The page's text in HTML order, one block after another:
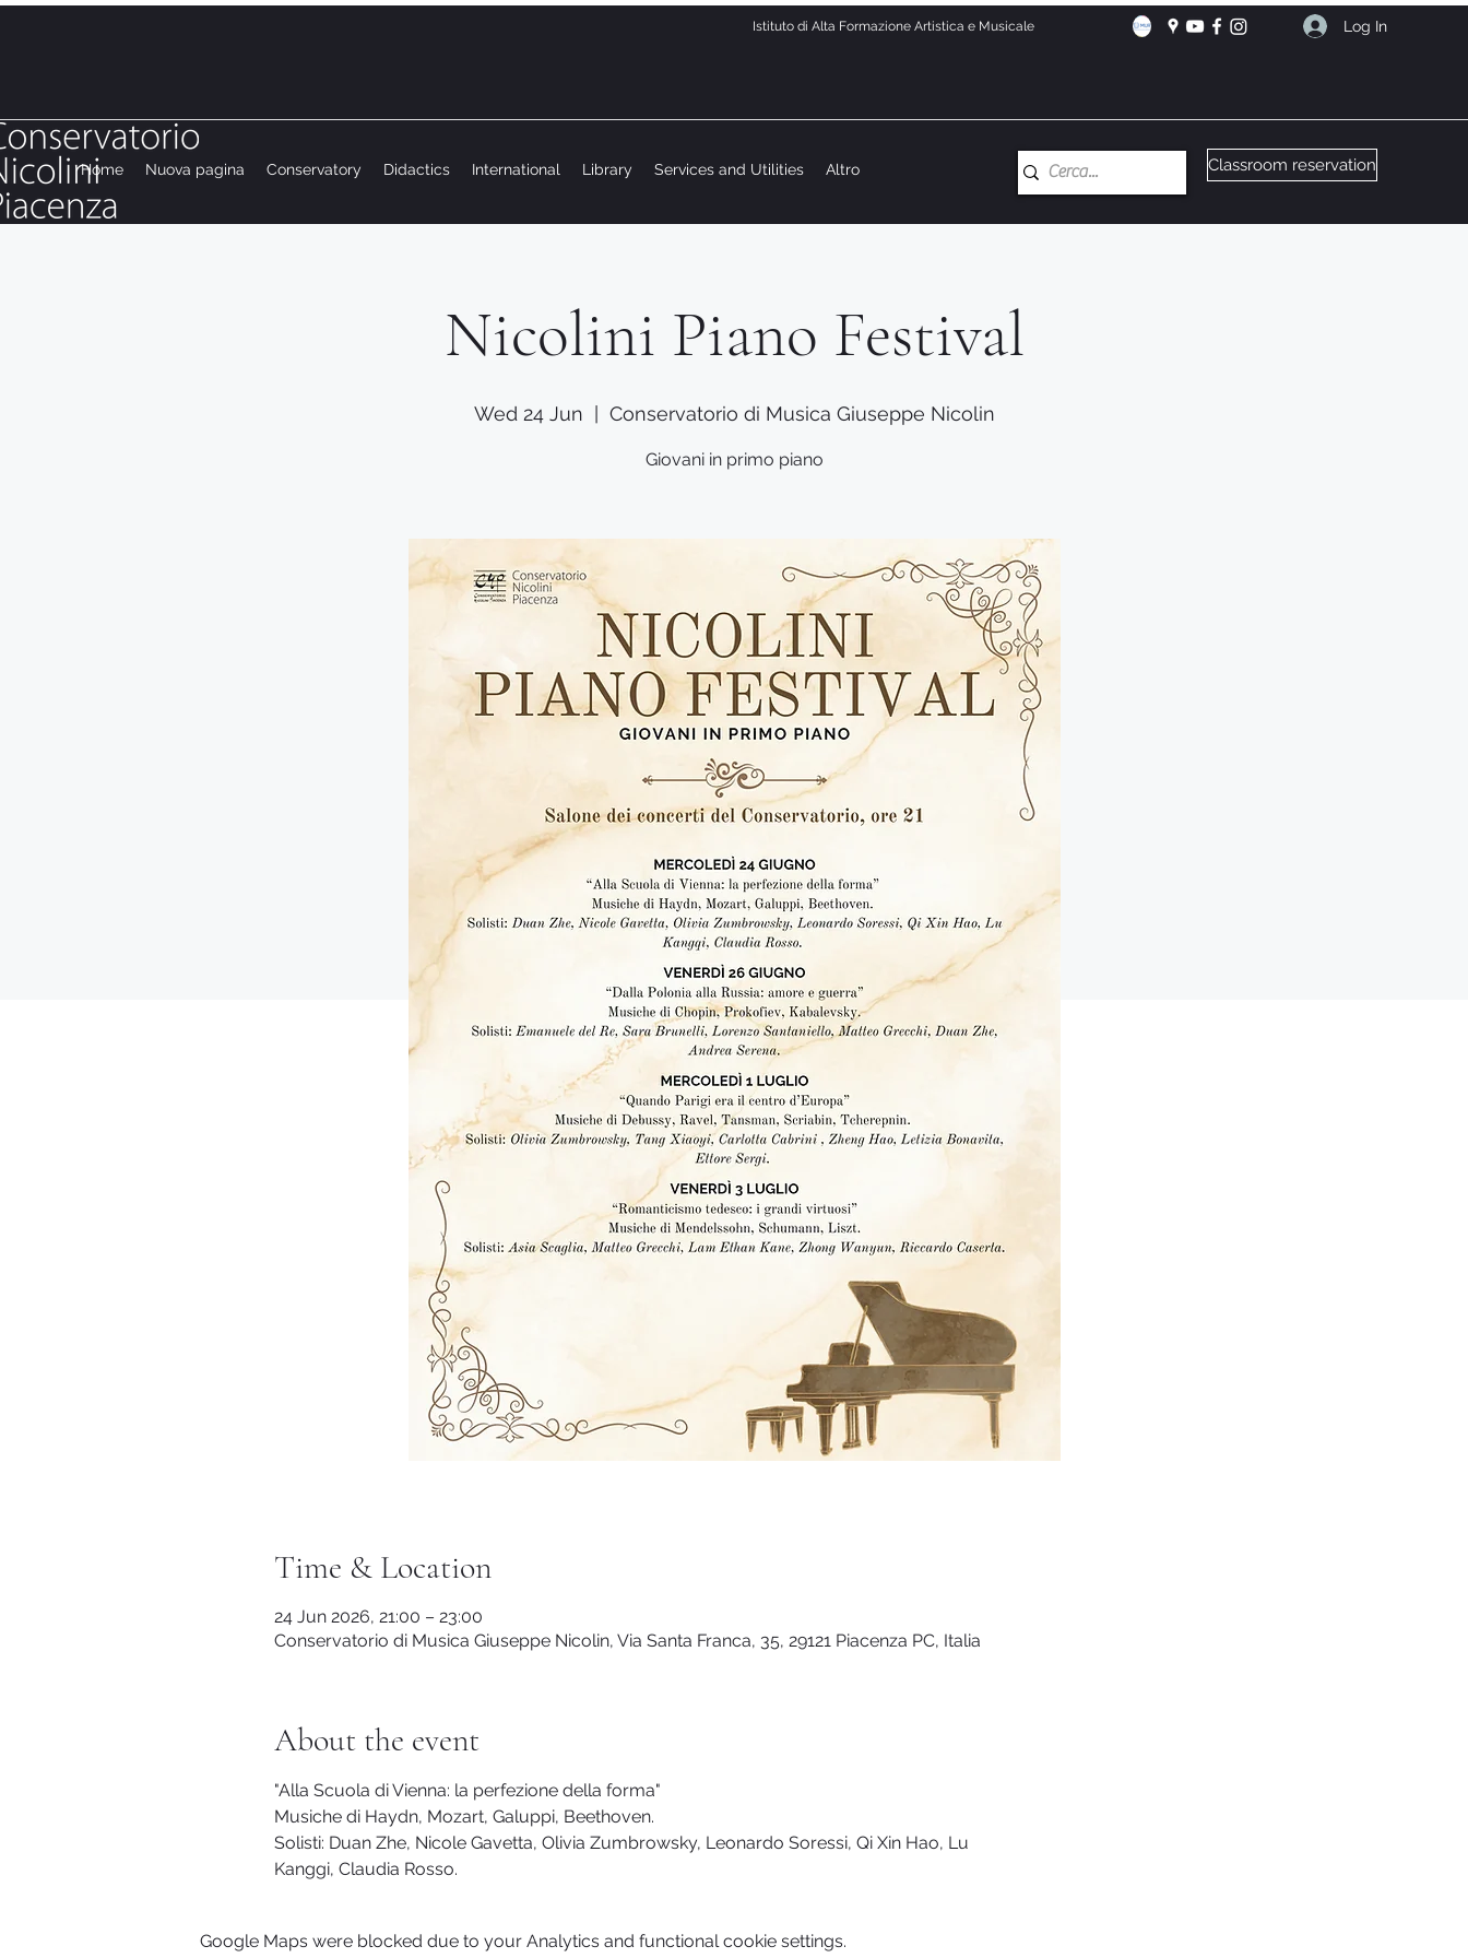
Istituto di Alta Formazione Artistica e Musicale Log In
Home Nuova pagina Conservatory Didactics International Library Services and Utilities Altro Classroom reservation
Nicolini Piano Festival
Wed 24 Jun Conservatorio di Musica Giuseppe Nicolin
Giovani in primo piano
Time & Location
24 Jun 2026, 21:00 – 23:00
Conservatorio di Musica Giuseppe Nicolin, Via Santa Franca, 35, 29121 Piacenza PC, Italia
About the event
"Alla Scuola di Vienna: la perfezione della forma"
Musiche di Haydn, Mozart, Galuppi, Beethoven.
Solisti: Duan Zhe, Nicole Gavetta, Olivia Zumbrowsky, Leonardo Soressi, Qi Xin Hao, Lu
Kanggi, Claudia Rosso.
Google Maps were blocked due to your Analytics and functional cookie settings.